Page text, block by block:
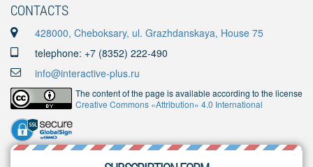
CONTACTS
428000, Cheboksary, ul. Grazhdanskaya, House 75
telephone: +7 (8352) 222-490
info@interactive-plus.ru
The content of the page is available according to the license
Creative Commons «Attribution» 4.0 International